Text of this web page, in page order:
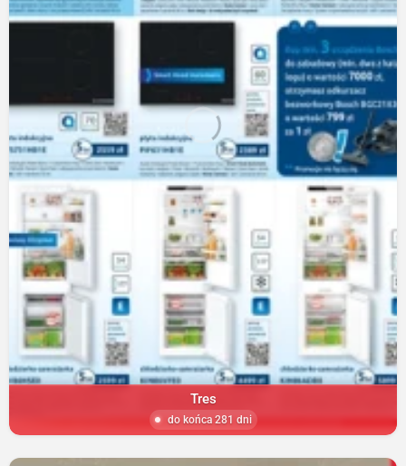
Tres
do końca 281 dni